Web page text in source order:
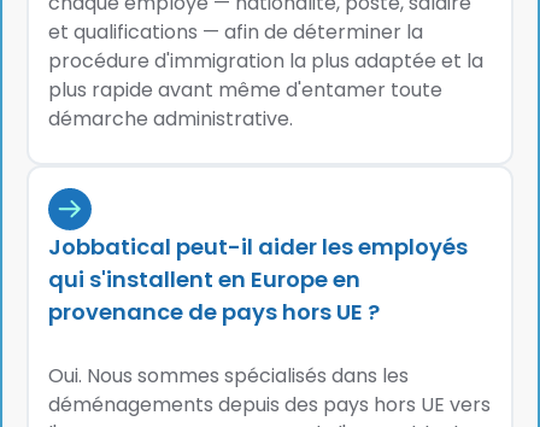
et qualifications — afin de déterminer la
procédure d'immigration la plus adaptée et la
plus rapide avant même d'entamer toute
démarche administrative.
Jobbatical peut-il aider les employés
qui s'installent en Europe en
provenance de pays hors UE ?
Oui. Nous sommes spécialisés dans les
déménagements depuis des pays hors UE vers